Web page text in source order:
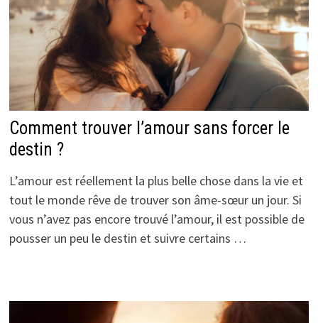
Comment trouver l’amour sans forcer le
destin ?
L’amour est réellement la plus belle chose dans la vie et
tout le monde rêve de trouver son âme-sœur un jour. Si
vous n’avez pas encore trouvé l’amour, il est possible de
pousser un peu le destin et suivre certains …